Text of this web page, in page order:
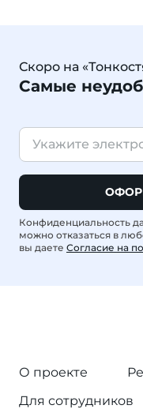
Скоро на
Самые
Конфиденциальность
можно отказаться в
вы даете Согласие на
О проекте
Для сотрудников